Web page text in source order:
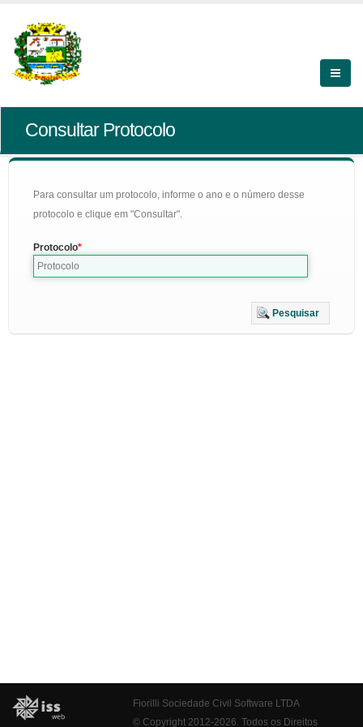
Consultar Protocolo
Para consultar um protocolo, informe o ano e o número desse
protocolo e clique em "Consultar".
Protocolo
Pesquisar
Fiorilli Sociedade Civil Software LTDA
© Copyright 2012-2026. Todos os Direitos